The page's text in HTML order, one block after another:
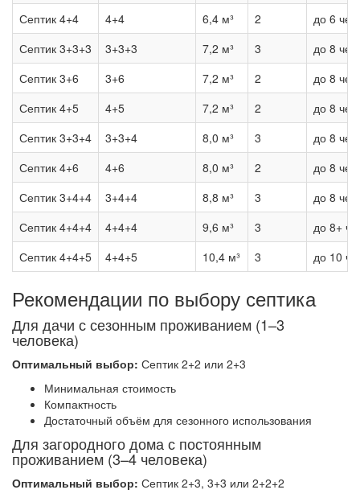
Септик 4+4
4+4 6,4 м³ 2
до 6 чел.
Септик 3+3+3
3+3+3 7,2 м³ 3
до 8 чел.
Септик 3+6
3+6 7,2 м³ 2
до 8 чел.
Септик 4+5
4+5 7,2 м³ 2
до 8 чел.
Септик 3+3+4
3+3+4 8,0 м³ 3
до 8 чел.
Септик 4+6
4+6 8,0 м³ 2
до 8 чел.
Септик 3+4+4
3+4+4 8,8 м³ 3
до 8 чел.
Септик 4+4+4
4+4+4 9,6 м³ 3
до 8+
Септик 4+4+5
4+4+5 10,4 м³ 3 до 10
Рекомендации по выбору септика
Для дачи с сезонным проживанием (1–3
человека)
Оптимальный выбор: Септик 2+2 или 2+3
Минимальная стоимость
Компактность
Достаточный объём для сезонного использования
Для загородного дома с постоянным
проживанием (3–4 человека)
Оптимальный выбор: Септик 2+3, 3+3 или 2+2+2